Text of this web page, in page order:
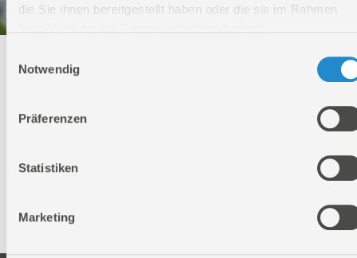
die Sie ihnen bereitgestellt haben oder die sie im Rahmen
Notwendig
Präferenzen
Statistiken
Marketing
Technischer Service
Montag - Freitag
Geschlossen
Telefax: +49 (0)7904-70051999